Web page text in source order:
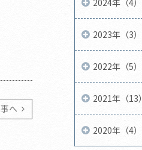
へ
2024年（4）
2023年（3）
2022年（5）
2021年（13）
2020年（4）